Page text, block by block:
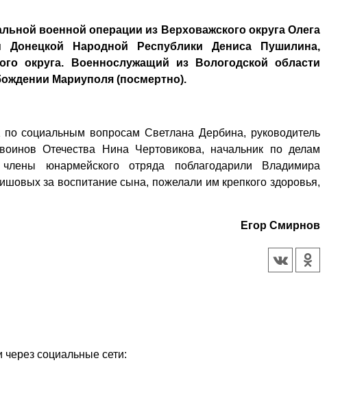
военной операции из Верховажского округа Олега
Народной Республики Дениса Пушилина,
округа. Военнослужащий из Вологодской области
Мариуполя (посмертно).
по социальным вопросам Светлана Дербина, руководитель
Отечества Нина Чертовикова, начальник по делам
юнармейского отряда поблагодарили Владимира
за воспитание сына, пожелали им крепкого здоровья,
Егор Смирнов
через социальные сети: